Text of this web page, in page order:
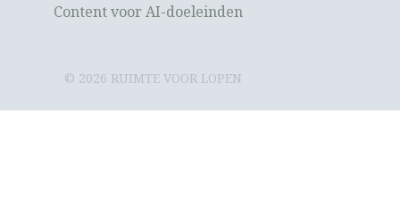
Content voor AI-doeleinden
© 2026 RUIMTE VOOR LOPEN